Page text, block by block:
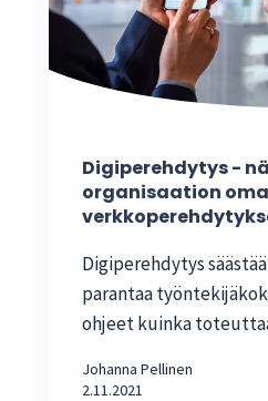
Digiperehdytys -
organisaation
Digiperehdytys
parantaa
ohjeet kuinka
Johanna Pellinen
2.11.2021